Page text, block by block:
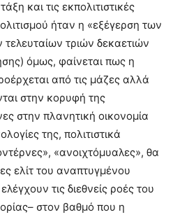
και τις εκπολιτιστικές
ήταν η «εξέγερση των
τριών δεκαετιών
όμως, φαίνεται πως η
από τις μάζες αλλά
στην κορυφή της
στην πλανητική οικονομία
της, πολιτιστικά
«ανοιχτόμυαλες», θα
ελίτ του αναπτυγμένου
τις διεθνείς ροές του
στον βαθμό που η